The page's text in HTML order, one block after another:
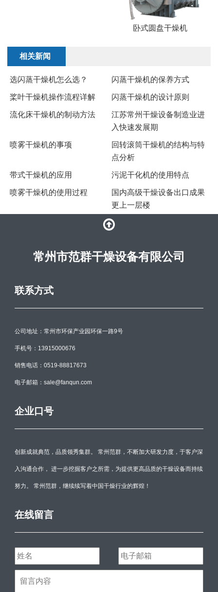
卧式圆盘干燥机
相关新闻
​选闪蒸干燥机怎么选？ 闪蒸干燥机的保养方式
桨叶干燥机操作流程详解 闪蒸干燥机的设计原则
流化床干燥机的制动方法
江苏常州干燥设备制造业进
入快速发展期
喷雾干燥机的事项
回转滚筒干燥机的结构与特
点分析
带式干燥机的应用 污泥干化机的使用特点
喷雾干燥机的使用过程
国内高级干燥设备出口成果
更上一层楼
常州市范群干燥设备有限公司
联系方式
公司地址：常州市环保产业园环保一路9号
手机号：13915000676
销售电话：0519-88817673
电子邮箱：sale@fanqun.com
企业口号
创新成就典范，品质领秀集群。 常州范群，不断加大研发力度，于客户深
入沟通合作， 进一步挖掘客户之所需，为提供更高品质的干燥设备而持续
努力。 常州范群，继续续写着中国干燥行业的辉煌！
在线留言